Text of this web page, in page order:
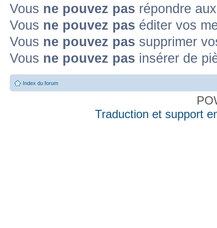
Vous ne pouvez pas répondre
Vous ne pouvez pas éditer vos
Vous ne pouvez pas supprimer
Vous ne pouvez pas insérer de
Index du forum
Traduction et support